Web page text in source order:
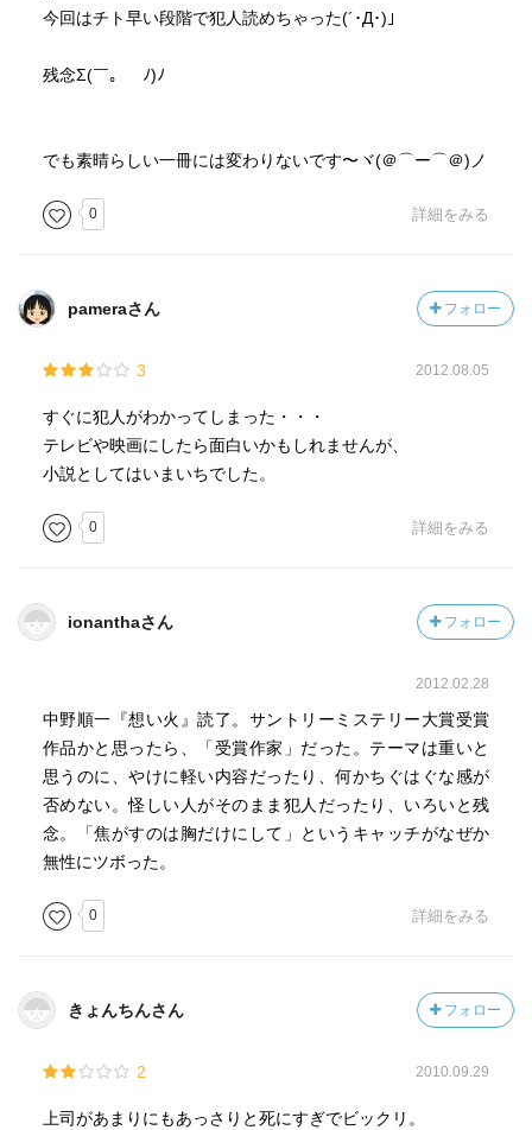
今回はチト早い段階で犯人読めちゃった(´･Д･)」
残念Σ(￣。￣ﾉ)ﾉ
でも素晴らしい一冊には変わりないです〜ヾ(＠⌒ー⌒＠)ノ
0 詳細をみる
pameraさん フォロー
3 2012.08.05
すぐに犯人がわかってしまった・・・
テレビや映画にしたら面白いかもしれませんが、
小説としてはいまいちでした。
0 詳細をみる
ionanthaさん フォロー
2012.02.28
中野順一『想い火』読了。サントリーミステリー大賞受賞
作品かと思ったら、「受賞作家」だった。テーマは重いと
思うのに、やけに軽い内容だったり、何かちぐはぐな感が
否めない。怪しい人がそのまま犯人だったり、いろいと残
念。「焦がすのは胸だけにして」というキャッチがなぜか
無性にツボった。
0 詳細をみる
きょんちんさん フォロー
2 2010.09.29
上司があまりにもあっさりと死にすぎでビックリ。